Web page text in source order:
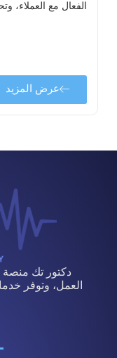
الفعال مع
عرض المزيد
دكتور تك
العمل، وتوفر